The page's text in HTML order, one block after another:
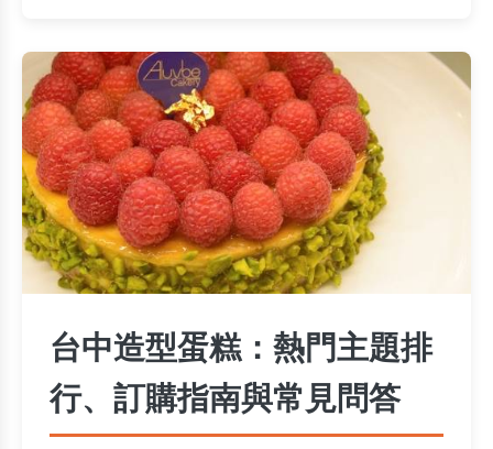
台中造型蛋糕：熱門主題排
行、訂購指南與常見問答